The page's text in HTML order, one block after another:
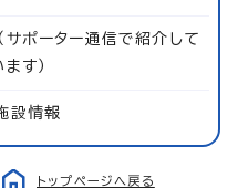
ポーター通信で紹介して
す）
設情報
トップページへ戻る